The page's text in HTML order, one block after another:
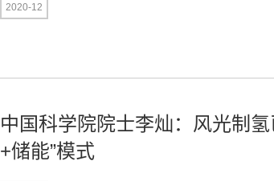
2020-12
中国科学院院士李灿：风光制
+储能”模式